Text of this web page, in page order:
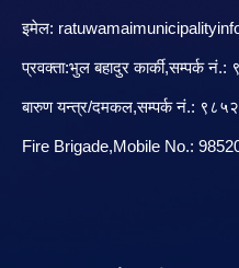
इमेल:
प्रवक्ता:भुल बहादुर कार्की,सम्पर्क
बारु‌ण यन्त्र/दमकल,सम्पर्क नं.:
Fire Brigade,Mobile No.: